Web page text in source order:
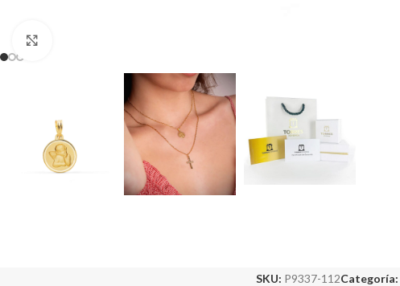
SKU: P9337-112Categoría: